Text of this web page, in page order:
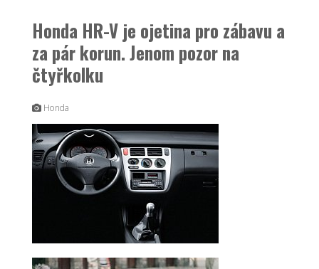
Honda HR-V je ojetina pro zábavu a
za pár korun. Jenom pozor na
čtyřkolku
Honda